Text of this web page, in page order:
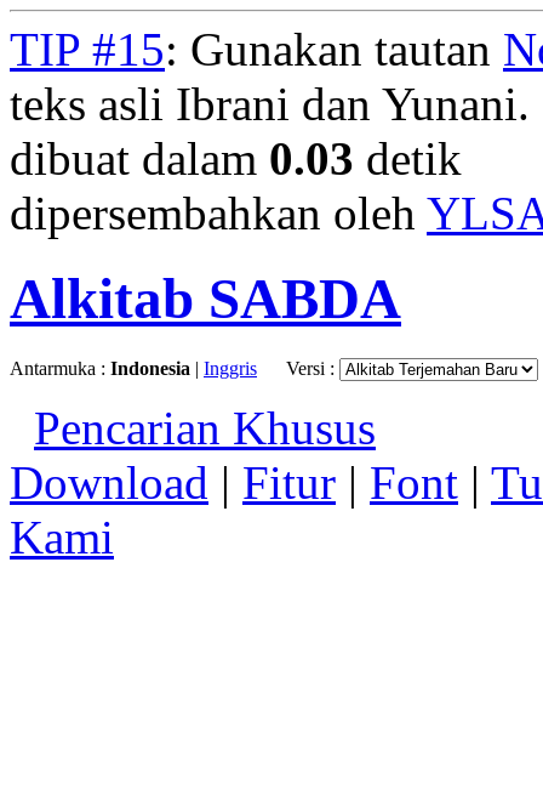
TIP #15: Gunakan tautan
teks asli Ibrani dan
dibuat dalam 0.03 detik
dipersembahkan oleh
Alkitab SABDA
Antarmuka : Indonesia | Inggris Versi :
Pencarian Khusus
Download | Fitur | Font |
Kami